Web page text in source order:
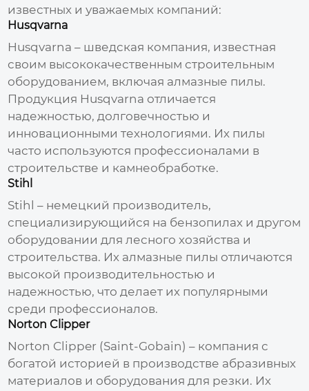
известных и уважаемых компаний:
Husqvarna
Husqvarna – шведская компания, известная
своим высококачественным строительным
оборудованием, включая алмазные пилы.
Продукция Husqvarna отличается
надежностью, долговечностью и
инновационными технологиями. Их пилы
часто используются профессионалами в
строительстве и камнеобработке.
Stihl
Stihl – немецкий производитель,
специализирующийся на бензопилах и другом
оборудовании для лесного хозяйства и
строительства. Их алмазные пилы отличаются
высокой производительностью и
надежностью, что делает их популярными
среди профессионалов.
Norton Clipper
Norton Clipper (Saint-Gobain) – компания с
богатой историей в производстве абразивных
материалов и оборудования для резки. Их